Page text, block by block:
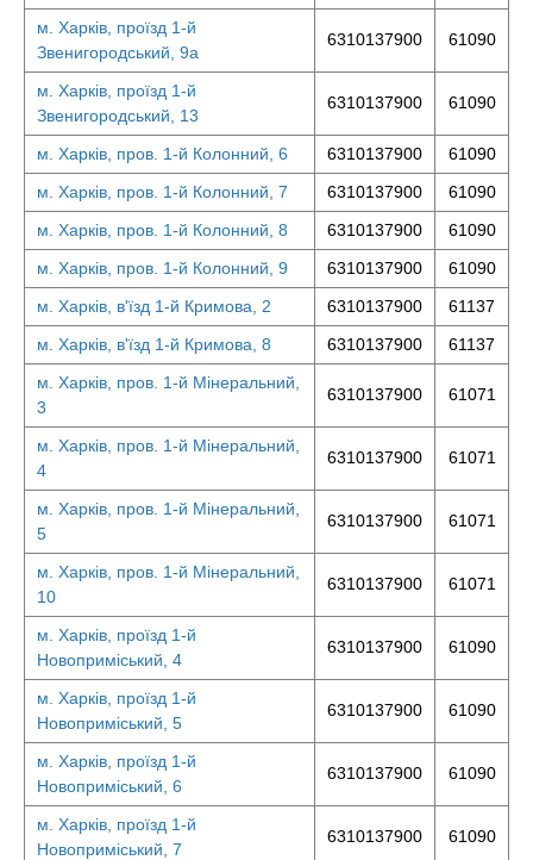
м. Харків, проїзд 1-й
Звенигородський, 9а
6310137900 61090
м. Харків, проїзд 1-й
Звенигородський, 13
6310137900 61090
м. Харків, пров. 1-й Колонний, 6 6310137900
61090
м. Харків, пров. 1-й Колонний, 7
6310137900
61090
м. Харків, пров. 1-й Колонний, 8
6310137900
61090
м. Харків, пров. 1-й Колонний, 9
6310137900
61090
м. Харків, в'їзд 1-й Кримова, 2
6310137900
61137
м. Харків, в'їзд 1-й Кримова, 8
6310137900
61137
м. Харків, пров. 1-й Мінеральний,
3
6310137900 61071
м. Харків, пров. 1-й Мінеральний,
4
6310137900 61071
м. Харків, пров. 1-й Мінеральний,
5
6310137900 61071
м. Харків, пров. 1-й Мінеральний,
10
6310137900 61071
м. Харків, проїзд 1-й
Новоприміський, 4
6310137900 61090
м. Харків, проїзд 1-й
Новоприміський, 5
6310137900 61090
м. Харків, проїзд 1-й
Новоприміський, 6
6310137900 61090
м. Харків, проїзд 1-й
Новоприміський, 7
6310137900 61090